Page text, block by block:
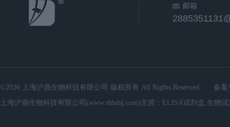
邮箱
©2026 上海沪鼎生物科技有限公司 版权所有 All Rights Reserved.
备案
上海沪鼎生物科技有限公司(www.shhdsj.com)主营：ELISA试剂盒,生物